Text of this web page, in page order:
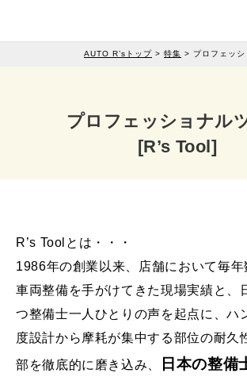
サービス案内
工賃一覧
メールマ
ご案内
キャンペ
カーメンテナンス
AUTO R’sトップ 特集 プロフェッ
プロフェッショナル
[R’s Tool]
R’s Toolとは・・・
1986年の創業以来、店舗において毎
車両整備を手がけてきた現場実績と、
つ整備士一人ひとりの声を起点に、ハ
度設計から摩耗が集中する部位の耐久
部を徹底的に磨き込み、
日本の整備